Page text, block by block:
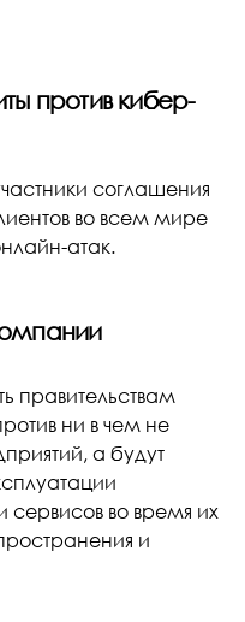
против кибер-
соглашения
во всем мире
атак.
правительствам
ни в чем не
а будут
сервисов во время их
и